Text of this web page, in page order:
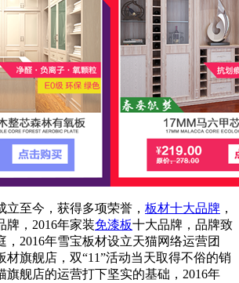
立至今，获得多项荣誉， 板材十大品牌 ，
牌，2016年家装免漆板十大品牌，品牌致
，2016年雪宝板材设立天猫网络运营团
材旗舰店，双“11”活动当天取得不俗的销
旗舰店的运营打下坚实的基础，2016年